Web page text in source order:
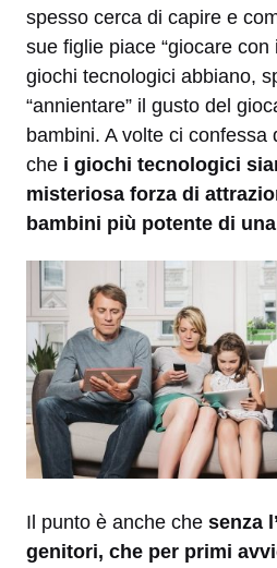
spesso cerca di capire e
sue figlie piace “giocare con
giochi tecnologici abbiano,
“annientare” il gusto del
bambini. A volte ci confessa
che i giochi tecnologici
misteriosa forza di
bambini più potente di
Il punto è anche che senza
genitori, che per primi